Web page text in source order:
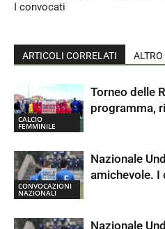
I convocati
ARTICOLI CORRELATI
CALCIO
FEMMINILE
Torneo delle
programma,
CONVOCAZIONI
NAZIONALI
Nazionale
amichevole. I
Nazionale